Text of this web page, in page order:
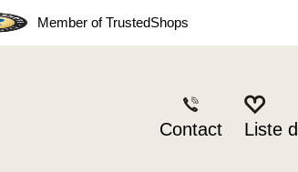
Member of TrustedShops
Contact Liste